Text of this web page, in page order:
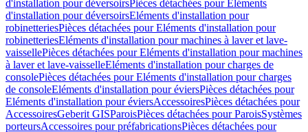
d'installation pour déversoirsPièces détachées pour Eléments
d'installation pour déversoirsEléments d'installation pour
robinetteriesPièces détachées pour Eléments d'installation pour
robinetteriesEléments d'installation pour machines à laver et lave-
vaissellePièces détachées pour Eléments d'installation pour machines
à laver et lave-vaisselleEléments d'installation pour charges de
consolePièces détachées pour Eléments d'installation pour charges
de consoleEléments d'installation pour éviersPièces détachées pour
Eléments d'installation pour éviersAccessoiresPièces détachées pour
AccessoiresGeberit GISParoisPièces détachées pour ParoisSystèmes
porteursAccessoires pour préfabricationsPièces détachées pour